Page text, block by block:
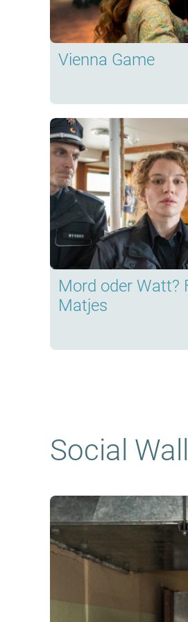
Vienna Game
Mord oder Watt?
Matjes
Social Wall